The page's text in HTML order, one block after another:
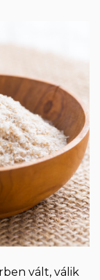
vált, válik